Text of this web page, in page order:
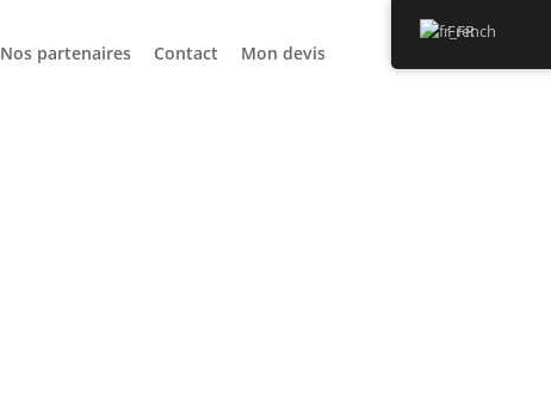
Nos partenaires Contact Mon devis
French